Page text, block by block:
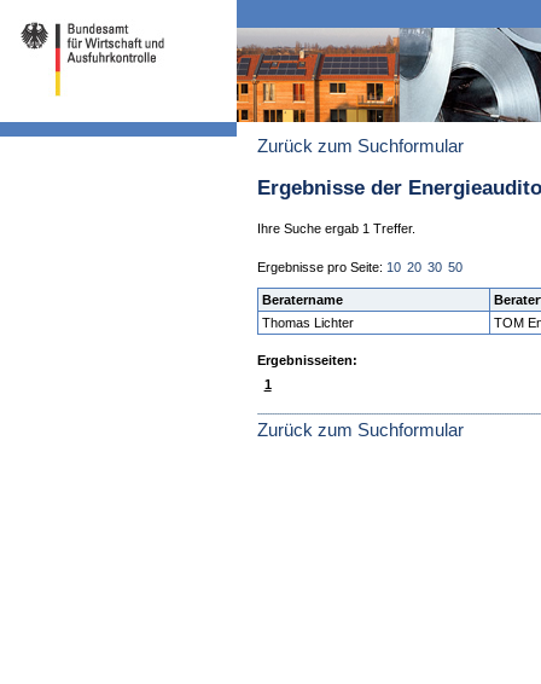
Zurück zum Suchformular
Ergebnisse der
Ihre Suche ergab 1 Treffer.
Ergebnisse pro Seite: 10 20 30 50
Beratername
Thomas Lichter
TOM
Ergebnisseiten:
1
Zurück zum Suchformular